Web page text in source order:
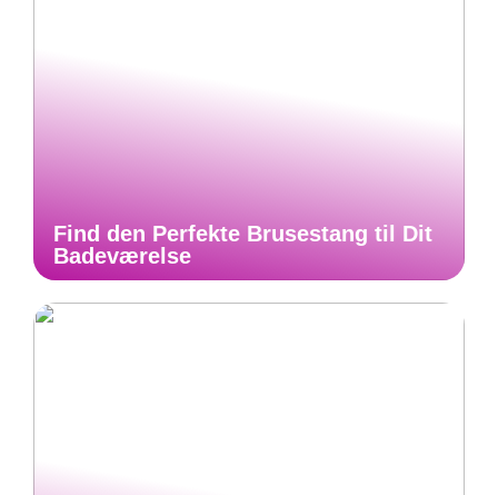
Find den Perfekte Brusestang til Dit
Badeværelse